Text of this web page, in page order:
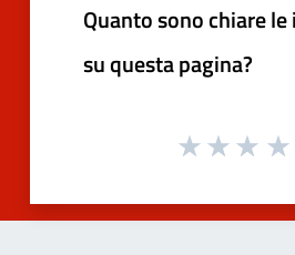
Quanto sono chiare
su questa pagina?